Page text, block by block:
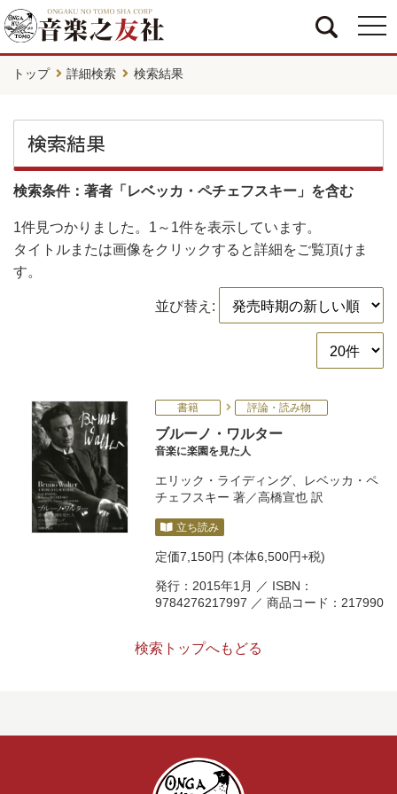
トップ 詳細検索 検索結果
検索結果
検索条件：著者「レベッカ・ペチェフスキー」を含む
1件見つかりました。 1～1件を表示しています。
タイトルまたは画像をクリックすると詳細をご覧頂けま
す。
並び替え:
書籍 評論・読み物
ブルーノ・ワルター
音楽に楽園を見た人
エリック・ライディング
レベッカ・ペ
チェフスキー 著／高橋宣也 訳
立ち読み
定価7,150円 (本体6,500円+税)
発行：2015年1月 ／ ISBN：
9784276217997 ／ 商品コード：217990
検索トップへもどる